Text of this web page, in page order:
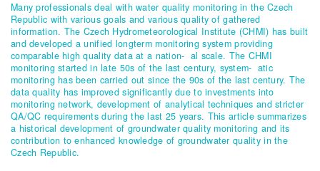
Many professionals deal with water quality monitoring in the Czech
Republic with various goals and various quality of gathered
information. The Czech Hydrometeorological Institute (CHMI) has built
and developed a unified longterm monitoring system providing
comparable high quality data at a nation- al scale. The CHMI
monitoring started in late 50s of the last century, system- atic
monitoring has been carried out since the 90s of the last century. The
data quality has improved significantly due to investments into
monitoring network, development of analytical techniques and stricter
QA/QC requirements during the last 25 years. This article summarizes
a historical development of groundwater quality monitoring and its
contribution to enhanced knowledge of groundwater quality in the
Czech Republic.